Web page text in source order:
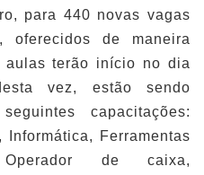
para 440 novas vagas
oferecidos de maneira
aulas terão início no dia
vez, estão sendo
capacitações:
Ferramentas
de caixa,